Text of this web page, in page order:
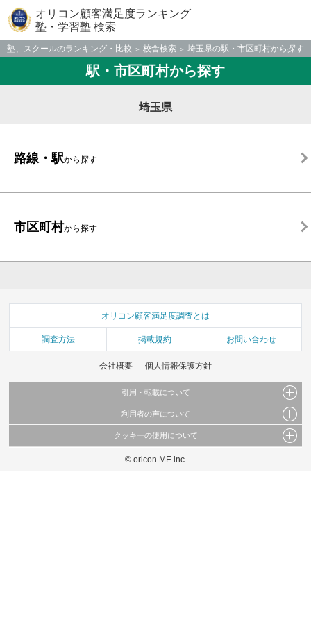
オリコン顧客満足度ランキング
塾・学習塾 検索
塾、スクールのランキング・比較 校舎検索 埼玉県の駅・市区町村から探す
駅・市区町村から探す
埼玉県
路線・駅から探す
市区町村から探す
オリコン顧客満足度調査とは
調査方法 掲載規約 お問い合わせ
会社概要 個人情報保護方針
引用・転載について
当サイトで公開されている情報（文字、写真、イラスト、画像データ等）及びこれらの配
これらの情報を権利者の許可なく無断転載・複製などの二次利用を行うことは固く禁じて
利用者の声について
当サイトに掲載している内容はすべてサービスの利用者が提出された見解・感想です。
弊社の見解・ 意見ではないことをご理解いただいた上でご覧ください。
クッキーの使用について
このサイトでは Cookie を使用して、ユーザーに合わせたコンテンツや広告の表示、ソー
© oricon ME inc.